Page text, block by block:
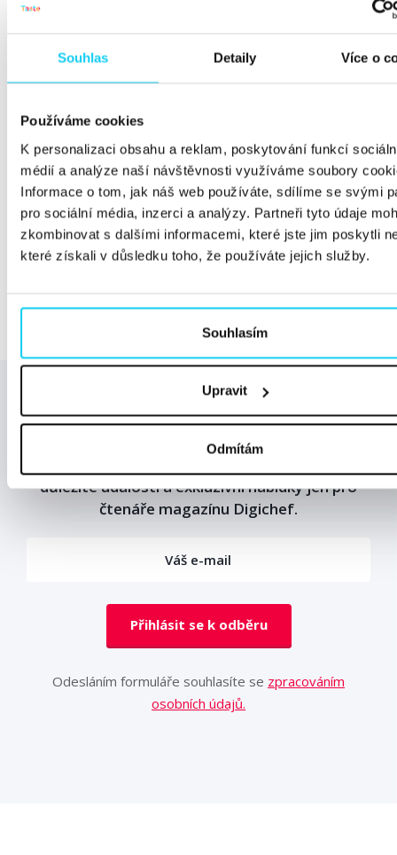
Souhlas Detaily Více o
Používáme cookies
K personalizaci obsahu a reklam, poskytování funkcí
médií a analýze naší návštěvnosti využíváme soubory
Informace o tom, jak náš web používáte, sdílíme se svými
pro sociální média, inzerci a analýzy. Partneři tyto údaje
zkombinovat s dalšími informacemi, které jste jim poskytli
které získali v důsledku toho, že používáte jejich služby.
Souhlasím
Upravit
Odmítám
jeho součástí. Nebo je pošlete na školení linkbuildingu.
výstupů, které nejsou SEO friendly a správně
prolinkované s webem.
Sdílejte článek
Odebírejte newsletter od Digichefu! Čeká vás
důležité události a exkluzivní nabídky jen pro
čtenáře magazínu Digichef.
Přihlásit se k odběru
Odesláním formuláře souhlasíte se zpracováním
osobních údajů.